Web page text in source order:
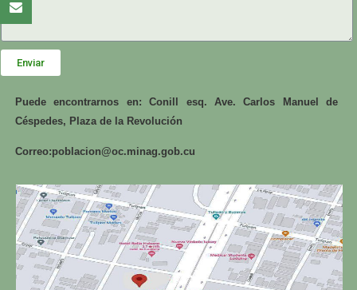
Enviar
Puede encontrarnos en: Conill esq. Ave. Carlos Manuel de
Céspedes, Plaza de la Revolución
Correo:poblacion@oc.minag.gob.cu